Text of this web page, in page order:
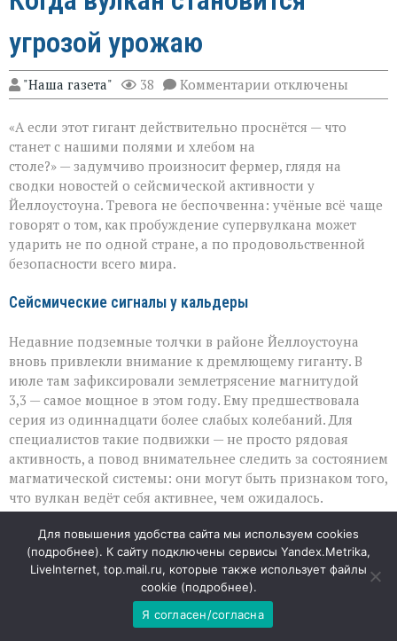
угрозой урожаю
"Наша газета" 38 Комментарии к
записи
вулкан
урожаю
отключены
«А если этот гигант действительно проснётся — что
станет с нашими полями и хлебом на
столе?» — задумчиво произносит фермер, глядя на
сводки новостей о сейсмической активности у
Йеллоустоуна. Тревога не беспочвенна: учёные всё чаще
говорят о том, как пробуждение супервулкана может
ударить не по одной стране, а по продовольственной
безопасности всего мира.
Сейсмические сигналы у кальдеры
Недавние подземные толчки в районе Йеллоустоуна
вновь привлекли внимание к дремлющему гиганту. В
июле там зафиксировали землетрясение магнитудой
3,3 — самое мощное в этом году. Ему предшествовала
серия из одиннадцати более слабых колебаний. Для
специалистов такие подвижки — не просто рядовая
активность, а повод внимательнее следить за состоянием
магматической системы: они могут быть признаком того,
что вулкан ведёт себя активнее, чем ожидалось.
Уроки прошлого: когда лето исчезает
Исторический пример показывает, насколько
серьёзными могут быть последствия. Извержение
вулкана Тамбора в 1815 году спровоцировало глобальное
Для повышения удобства сайта мы используем cookies
(подробнее). К сайту подключены сервисы Yandex.Metrika,
LiveInternet, top.mail.ru, которые также использует файлы
cookie (подробнее).
Я согласен/согласна